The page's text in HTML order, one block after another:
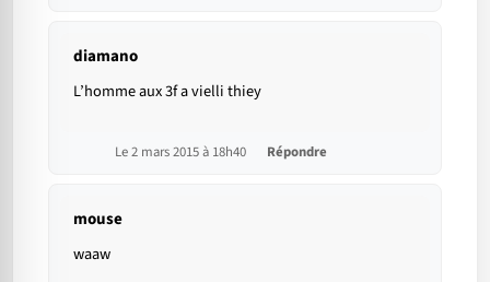
diamano
L’homme aux 3f a vielli thiey
Le 2 mars 2015 à 18h40 Répondre
mouse
waaw